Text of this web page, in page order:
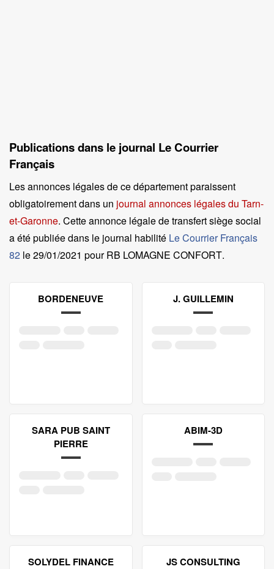
Publications dans le journal Le Courrier
Français
Les annonces légales de ce département paraissent
obligatoirement dans un journal annonces légales du Tarn-
et-Garonne. Cette annonce légale de transfert siège social
a été publiée dans le journal habilité Le Courrier Français
82 le29/01/2021 pour RB LOMAGNE CONFORT.
BORDENEUVE J. GUILLEMIN
SARA PUB SAINT
PIERRE
ABIM-3D
SOLYDEL FINANCE JS CONSULTING